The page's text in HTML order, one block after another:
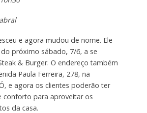
e agora mudou de nome. Ele
próximo sábado, 7/6, a se
& Burger. O endereço também
Paula Ferreira, 278, na
e agora os clientes poderão ter
conforto para aproveitar os
da casa.